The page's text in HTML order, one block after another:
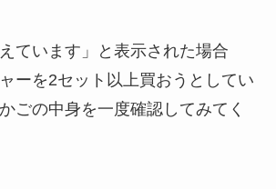
ています」と表示された場合
ーを2セット以上買おうとしてい
ごの中身を一度確認してみてく